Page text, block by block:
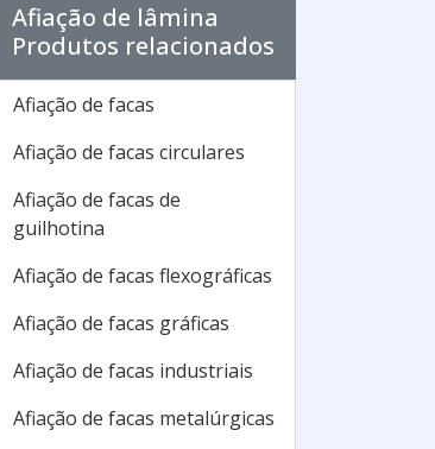
Afiação de lâmina
Produtos relacionados
Afiação de facas
Afiação de facas circulares
Afiação de facas de
guilhotina
Afiação de facas flexográficas
Afiação de facas gráficas
Afiação de facas industriais
Afiação de facas metalúrgicas